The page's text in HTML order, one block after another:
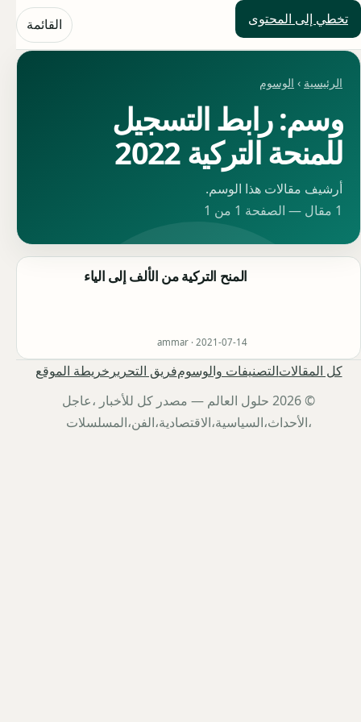
تخطي إلى المحتوى
حلول العالم القائمة
الرئيسية › الوسوم
وسم: رابط التسجيل
للمنحة التركية 2022
أرشيف مقالات هذا الوسم.
1 مقال — الصفحة 1 من 1
المنح التركية من الألف إلى الياء
ammar · 2021-07-14
كل المقالاتالتصنيفات والوسومفريق التحرير خريطة الموقع
© 2026 حلول العالم — مصدر كل للأخبار ،عاجل
،الأحداث،السياسية،الاقتصادية،الفن،المسلسلات